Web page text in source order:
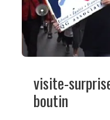
visite-
boutin